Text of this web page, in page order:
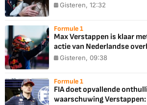
Gisteren, 12:32
Formule 1
Max Verstappen is klaar
actie van Nederlandse
Gisteren, 09:38
Formule 1
FIA doet opvallende
waarschuwing